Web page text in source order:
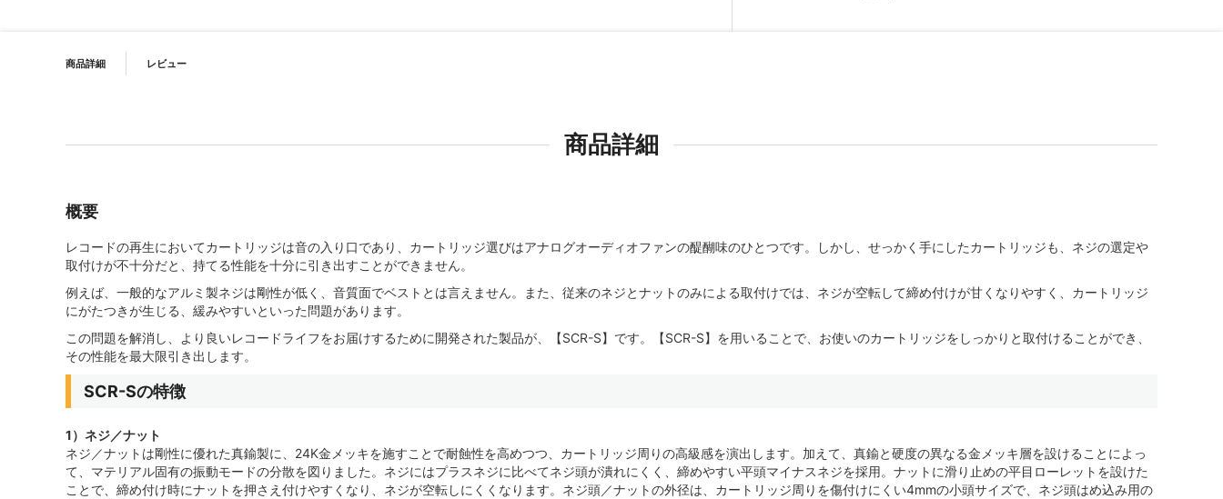
商品詳細 レビュー
商品詳細
概要
レコードの再生においてカートリッジは音の入り口であり、カートリッジ選びはアナログオーディオファンの醍醐味のひとつです。しかし、せっかく手にしたカートリッジも、ネジの選定や
取付けが不十分だと、持てる性能を十分に引き出すことができません。
例えば、一般的なアルミ製ネジは剛性が低く、音質面でベストとは言えません。また、従来のネジとナットのみによる取付けでは、ネジが空転して締め付けが甘くなりやすく、カートリッジ
にがたつきが生じる、緩みやすいといった問題があります。
この問題を解消し、より良いレコードライフをお届けするために開発された製品が、【SCR-S】です。【SCR-S】を用いることで、お使いのカートリッジをしっかりと取付けることができ、
その性能を最大限引き出します。
SCR-Sの特徴
1）ネジ／ナット
ネジ／ナットは剛性に優れた真鍮製に、24K金メッキを施すことで耐蝕性を高めつつ、カートリッジ周りの高級感を演出します。加えて、真鍮と硬度の異なる金メッキ層を設けることによっ
て、マテリアル固有の振動モードの分散を図りました。ネジにはプラスネジに比べてネジ頭が潰れにくく、締めやすい平頭マイナスネジを採用。ナットに滑り止めの平目ローレットを設けた
ことで、締め付け時にナットを押さえ付けやすくなり、ネジが空転しにくくなります。ネジ頭／ナットの外径は、カートリッジ周りを傷付けにくい4mmの小頭サイズで、ネジ頭はめ込み用の